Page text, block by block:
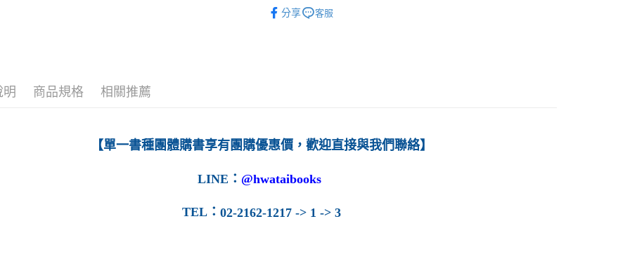
每筆NT$60
分享
客服
明 商品規格 相關推薦
【單一書種團體購書享有團購優惠價，歡迎直接與我們聯絡】
LINE ： @hwataibooks
TEL： 02-2162-1217 -> 1 -> 3